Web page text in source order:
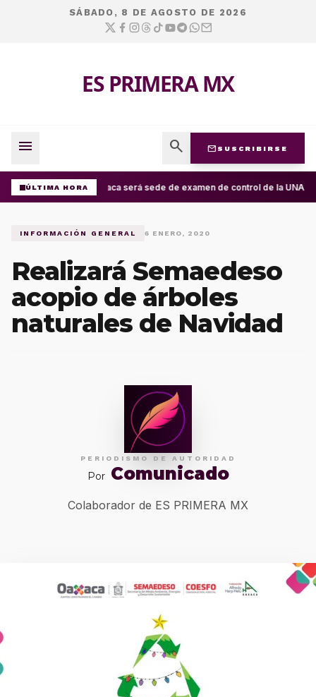
SÁBADO, 8 DE AGOSTO DE 2026
ES PRIMERA MX
menu search mail SUSCRIBIRSE
ÚLTIMA HORAOaxaca será sede de examen de control de la
INFORMACIÓN GENERAL 6 ENERO, 2020
Realizará Semaedeso
acopio de árboles
naturales de Navidad
PERIODISMO DE AUTORIDAD
Por Comunicado
Colaborador de ES PRIMERA MX